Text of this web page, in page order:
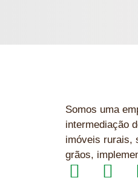
Somos uma
intermediação
imóveis rurais,
grãos,